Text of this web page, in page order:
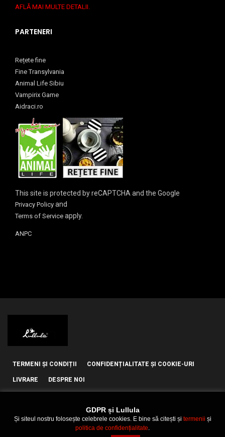
AFLĂ MAI MULTE DETALII.
PARTENERI
Rețete fine
Fine Transylvania
Animal Life Sibiu
Vampirix Game
Aidraci.ro
This site is protected by reCAPTCHA and the Google
Privacy Policy and
Terms of Service apply.
ANPC
TERMENI ȘI CONDIȚII CONFIDENȚIALITATE ȘI COOKIE-URI
LIVRARE DESPRE NOI
GDPR și Lullula
Și siteul nostru folosește celebrele cookies. E bine să citești și termenii și
politica de confidențialitate.